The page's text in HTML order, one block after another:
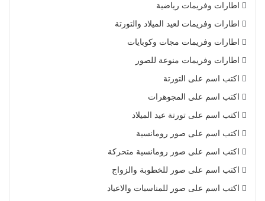
اطارات وفريمات رياضية
اطارات وفريمات لعيد الميلاد والتورتة
اطارات وفريمات مجات وكوبايات
اطارات وفريمات منوعة للصور
اكتب اسم على التورتة
اكتب اسم على المجوهرات
اكتب اسم على تورتة عيد الميلاد
اكتب اسم على صور رومانسية
اكتب اسم على صور رومانسية متحركة
اكتب اسم على صور للخطوبة والزواج
اكتب اسم على صور للمناسبات والاعياد